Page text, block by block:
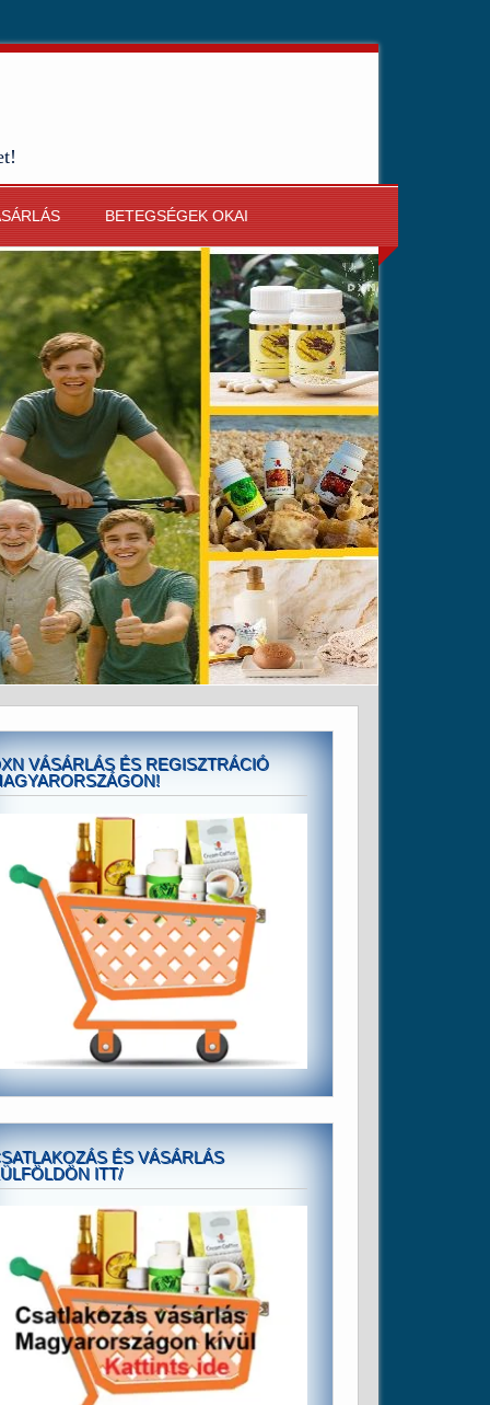
BETEGSÉGEK OKAI
VÁSÁRLÁS ÉS REGISZTRÁCIÓ
ÉS VÁSÁRLÁS
ITT/